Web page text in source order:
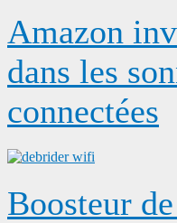
Amazon
dans les
connectées
Boosteur